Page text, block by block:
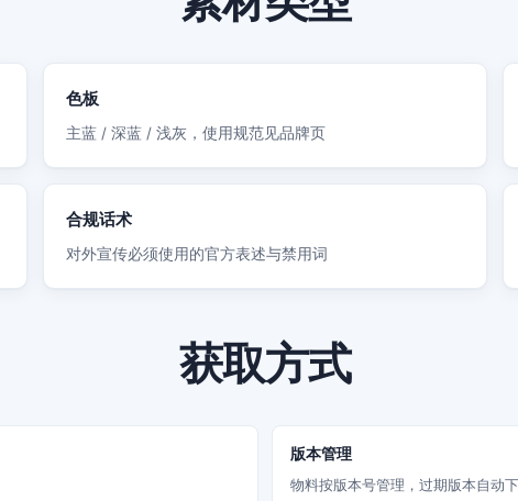
色板
主蓝 / 深蓝 / 浅灰，使用规范见品牌页
合规话术
对外宣传必须使用的官方表述与禁用词
获取方式
版本管理
物料按版本号管理，过期版本自动